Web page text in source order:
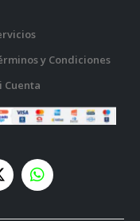
y Condiciones
Cuenta